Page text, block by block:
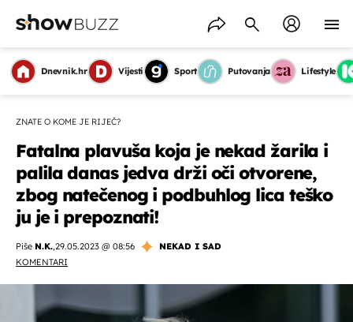
Dnevnik.hr Vijesti Sport Putovanja Lifestyle
ZNATE O KOME JE RIJEČ?
Fatalna plavuša koja je nekad žarila i
palila danas jedva drži oči otvorene,
zbog natečenog i podbuhlog lica teško
ju je i prepoznati!
Piše N.K.,29.05.2023 @ 08:56
NEKAD I SAD
KOMENTARI
OMOGUĆI OBAVIJESTI